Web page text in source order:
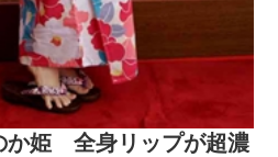
か姫 全身リップが超濃